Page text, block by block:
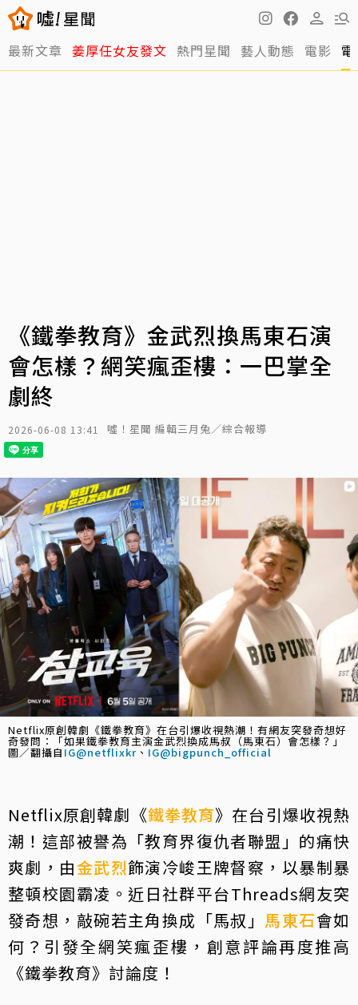
最新文章 姜厚任女友發文 熱門星聞 藝人動態 電影
《鐵拳教育》金武烈換馬東石演
會怎樣？網笑瘋歪樓：一巴掌全
劇終
2026-06-08 13:41 噓！星聞 編輯三月兔／綜合報導
Netflix原創韓劇《鐵拳教育》在台引爆收視熱潮！有網友突發奇想好
奇發問：「如果鐵拳教育主演金武烈換成馬叔（馬東石）會怎樣？」
圖／翻攝自 IG@netflixkr 、 IG@bigpunch_official
Netflix原創韓劇《鐵拳教育》在台引爆收視熱
潮！這部被譽為「教育界復仇者聯盟」的痛快
爽劇，由金武烈飾演冷峻王牌督察，以暴制暴
整頓校園霸凌。近日社群平台Threads網友突
發奇想，敲碗若主角換成「馬叔」 馬東石會如
何？引發全網笑瘋歪樓，創意評論再度推高
《鐵拳教育》討論度！